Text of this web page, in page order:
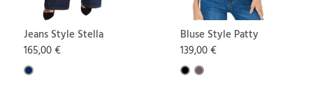
Jeans Style Stella
165,00 €
Bluse Style Patty
139,00 €